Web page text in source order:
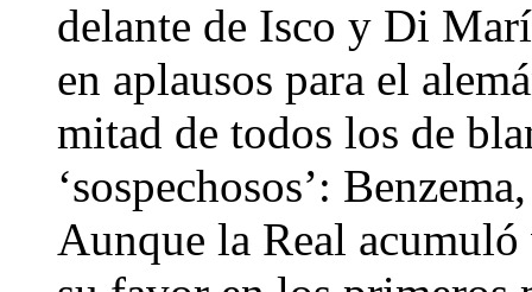
delante de Isco y Di
en aplausos para el
mitad de todos los de
‘sospechosos’:
Aunque la Real